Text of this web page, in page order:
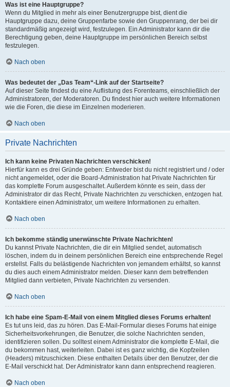
Was ist eine Hauptgruppe?
Wenn du Mitglied in mehr als einer Benutzergruppe bist, dient die
Hauptgruppe dazu, deine Gruppenfarbe sowie den Gruppenrang, der bei dir
standardmäßig angezeigt wird, festzulegen. Ein Administrator kann dir die
Berechtigung geben, deine Hauptgruppe im persönlichen Bereich selbst
festzulegen.
Nach oben
Was bedeutet der „Das Team“-Link auf der Startseite?
Auf dieser Seite findest du eine Auflistung des Forenteams, einschließlich der
Administratoren, der Moderatoren. Du findest hier auch weitere Informationen
wie die Foren, die diese im Einzelnen moderieren.
Nach oben
Private Nachrichten
Ich kann keine Privaten Nachrichten verschicken!
Hierfür kann es drei Gründe geben: Entweder bist du nicht registriert und / oder
nicht angemeldet, oder die Board-Administration hat Private Nachrichten für
das komplette Forum ausgeschaltet. Außerdem könnte es sein, dass der
Administrator dir das Recht, Private Nachrichten zu verschicken, entzogen hat.
Kontaktiere einen Administrator, um weitere Informationen zu erhalten.
Nach oben
Ich bekomme ständig unerwünschte Private Nachrichten!
Du kannst Private Nachrichten, die dir ein Mitglied sendet, automatisch
löschen, indem du in deinem persönlichen Bereich eine entsprechende Regel
erstellst. Falls du belästigende Nachrichten von jemandem erhältst, so kannst
du dies auch einem Administrator melden. Dieser kann dem betreffenden
Mitglied dann verbieten, Private Nachrichten zu versenden.
Nach oben
Ich habe eine Spam-E-Mail von einem Mitglied dieses Forums erhalten!
Es tut uns leid, das zu hören. Das E-Mail-Formular dieses Forums hat einige
Sicherheitsvorkehrungen, die Benutzer, die solche Nachrichten senden,
identifizieren sollen. Du solltest einem Administrator die komplette E-Mail, die
du bekommen hast, weiterleiten. Dabei ist es ganz wichtig, die Kopfzeilen
(Headers) mitzuschicken. Diese enthalten Details über den Benutzer, der die
E-Mail verschickt hat. Der Administrator kann dann entsprechend reagieren.
Nach oben